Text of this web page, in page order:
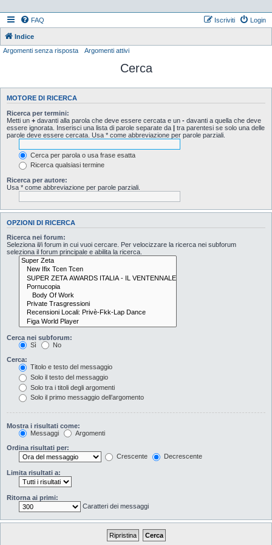
FAQ Login
Iscriviti
Indice
Argomenti senza risposta
Argomenti attivi
Cerca
MOTORE DI RICERCA
Ricerca per termini:
Metti un + davanti alla parola che deve essere cercata e un - davanti a quella che deve
essere ignorata. Inserisci una lista di parole separate da | tra parentesi se solo una delle
parole deve essere cercata. Usa * come abbreviazione per parole parziali.
Cerca per parola o usa frase esatta
Ricerca qualsiasi termine
Ricerca per autore:
Usa * come abbreviazione per parole parziali.
OPZIONI DI RICERCA
Ricerca nei forum:
Seleziona il/i forum in cui vuoi cercare. Per velocizzare la ricerca nei subforum
seleziona il forum principale e abilita la ricerca.
Cerca nei subforum:
Sì
No
Cerca:
Titolo e testo del messaggio
Solo il testo del messaggio
Solo tra i titoli degli argomenti
Solo il primo messaggio dell’argomento
Mostra i risultati come:
Messaggi
Argomenti
Ordina risultati per:
Crescente
Decrescente
Limita risultati a:
Ritorna ai primi:
Caratteri dei messaggi